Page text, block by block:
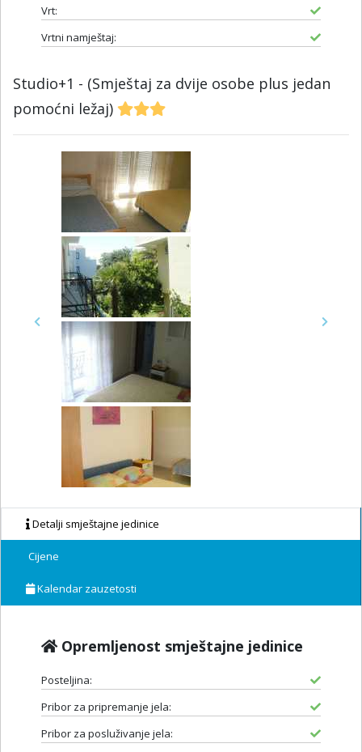
Vrt:
Vrtni namještaj:
Studio+1 - (Smještaj za dvije osobe plus jedan
pomoćni ležaj)
Previous Next
Detalji smještajne jedinice
Cijene
Kalendar zauzetosti
Opremljenost smještajne jedinice
Posteljina:
Pribor za pripremanje jela:
Pribor za posluživanje jela: